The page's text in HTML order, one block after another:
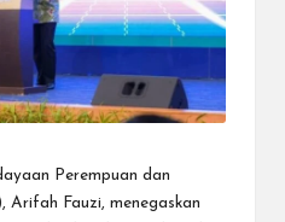
Perempuan dan
Arifah Fauzi, menegaskan